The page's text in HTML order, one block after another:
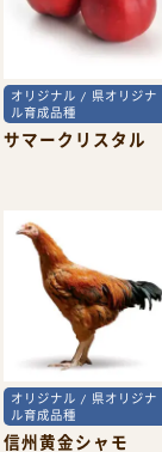
オリジナル / 県オリジナ
ル育成品種
サマークリスタル
オリジナル / 県オリジナ
ル育成品種
信州黄金シャモ